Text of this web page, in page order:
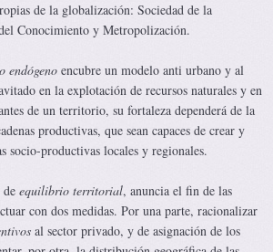
de la globalización: Sociedad de la
Conocimiento y Metropolización.
endógeno encubre un modelo anti urbano y al
en la explotación de recursos naturales y en
de un territorio, su fortaleza dependerá de la
productivas, que sean capaces de crear y
socio-productivas locales y regionales.
equilibrio territorial, anuncia el fin de las
con dos medidas. Por una parte, racionalizar
al sector privado, y de asignación de los